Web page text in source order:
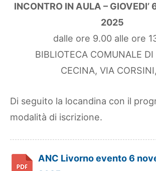
INCONTRO IN AULA – GIOVEDI’
2025
dalle ore 9.00 alle ore
BIBLIOTECA COMUNALE
CECINA, VIA
Di seguito la locandina con il
modalità di iscrizione.
ANC Livorno evento 6